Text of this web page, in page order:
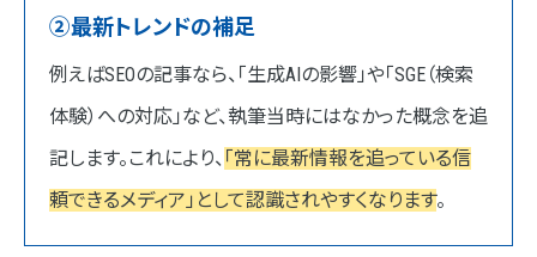
②最新トレンドの補足
例えばSEOの記事なら、「生成AIの影響」や「SGE（検索
体験）への対応」など、執筆当時にはなかった概念を追
記します。これにより、 「常に最新情報を追っている信
頼できるメディア」として認識されやすくなります。